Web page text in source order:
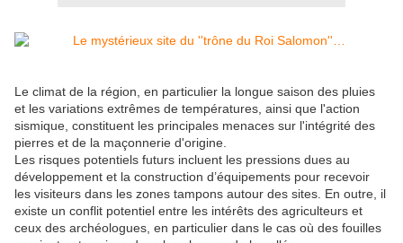
Le climat de la région, en particulier la longue saison des pluies
et les variations extrêmes de températures, ainsi que l'action
sismique, constituent les principales menaces sur l'intégrité des
pierres et de la maçonnerie d'origine.
Les risques potentiels futurs incluent les pressions dues au
développement et la construction d’équipements pour recevoir
les visiteurs dans les zones tampons autour des sites. En outre, il
existe un conflit potentiel entre les intérêts des agriculteurs et
ceux des archéologues, en particulier dans le cas où des fouilles